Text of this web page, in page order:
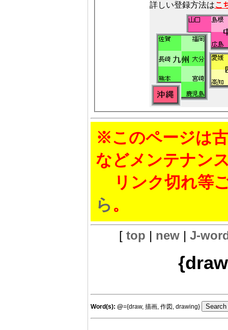
詳しい登録方法はこ
※このページは
などメンテナン
リンク切れ等
ら。
[ top | new| J-
Word(s): @={draw, 描画, 作図, drawing}